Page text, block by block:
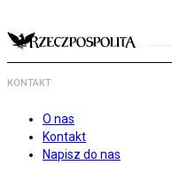
KONTAKT
O nas
Kontakt
Napisz do nas